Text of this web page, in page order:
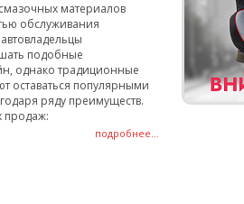
материалов
обслуживания
подобные
однако традиционные
оставаться популярными
ряду преимуществ.
продаж:
подробнее...